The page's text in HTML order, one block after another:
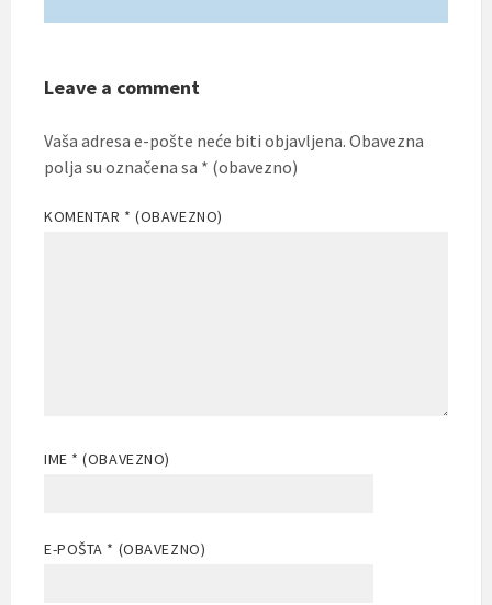
Leave a comment
Vaša adresa e-pošte neće biti objavljena. Obavezna
polja su označena sa * (obavezno)
KOMENTAR * (OBAVEZNO)
IME * (OBAVEZNO)
E-POŠTA * (OBAVEZNO)